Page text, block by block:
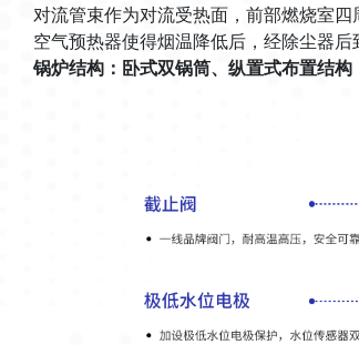
对流管束作为对流受热面，前部燃烧室
空气预热器使得烟温降低后，经除尘器后
锅炉结构：卧式双锅筒、纵置式布置结构